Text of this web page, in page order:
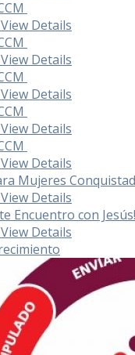
View Details
View Details
View Details
View Details
View Details
View Details
View Details